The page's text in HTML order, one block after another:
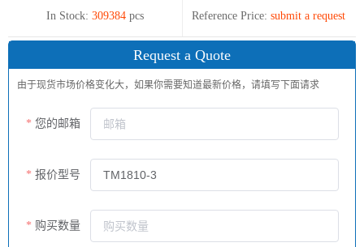
In Stock: 309384 pcs Reference Price: submit a request
Request a Quote
由于现货市场价格变化大，如果你需要知道最新价格，请填写下面请求
您的邮箱
报价型号
购买数量